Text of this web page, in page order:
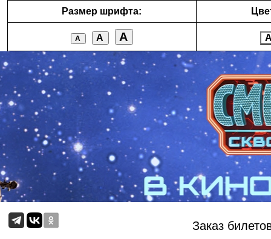
Размер шрифта:
А А А
Заказ